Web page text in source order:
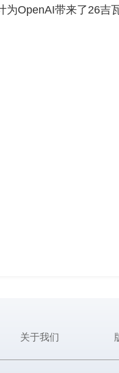
OpenAI带来了26吉
关于我们